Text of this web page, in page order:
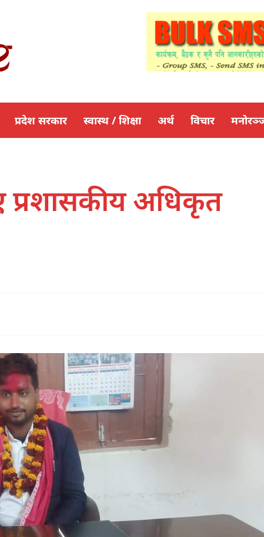
प्रदेश सरकार स्वास्थ / शिक्षा अर्थ विचार
प्रशासकीय अधिकृत